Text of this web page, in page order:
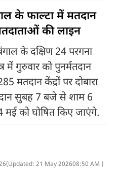
के फाल्टा में मतदान
की लाइन
के दक्षिण 24 परगना
में गुरुवार को पुनर्मतदान
मतदान केंद्रों पर दोबारा
सुबह 7 बजे से शाम 6
को घोषित किए जाएंगे.
(Updated: 21 May 202608:50 AM )